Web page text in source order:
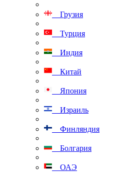
Грузия
Турция
Индия
Китай
Япония
Израиль
Финляндия
Болгария
ОАЭ